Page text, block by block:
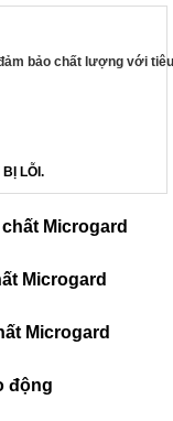
bảo chất lượng với tiêu
LỖI.
Microgard
Microgard
Microgard
động